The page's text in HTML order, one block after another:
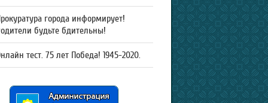
города информирует!
будьте бдительны!
тест. 75 лет Победа! 1945-2020.